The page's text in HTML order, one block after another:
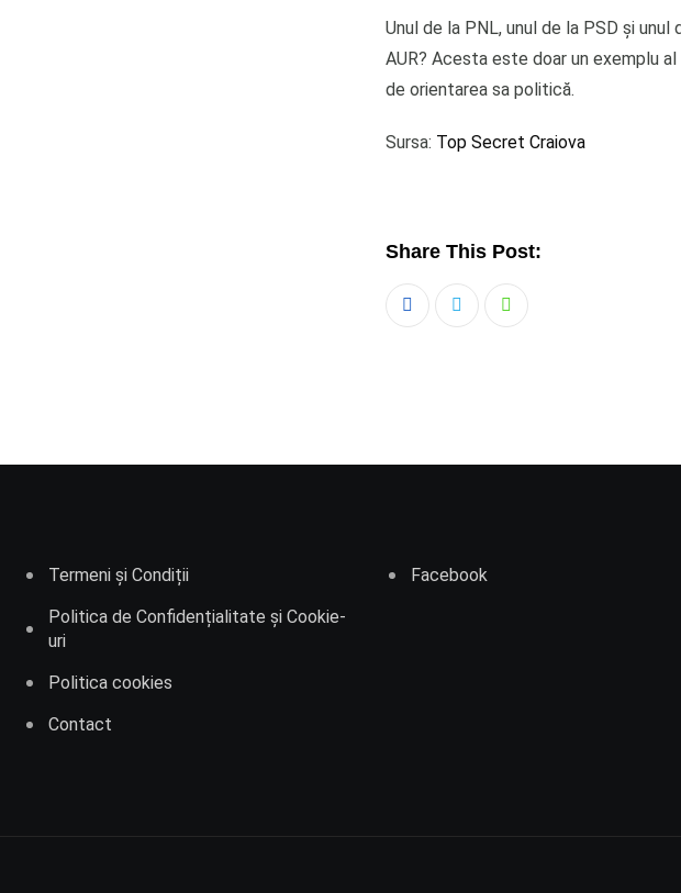
Unul de la PNL, unul de la PSD și
AUR? Acesta este doar un exemplu
de orientarea sa politică.
Sursa: Top Secret Craiova
Share This Post:
Whatsapp
Termeni și Condiții
Politica de Confidențialitate și Cookie-
uri
Politica cookies
Contact
Facebook